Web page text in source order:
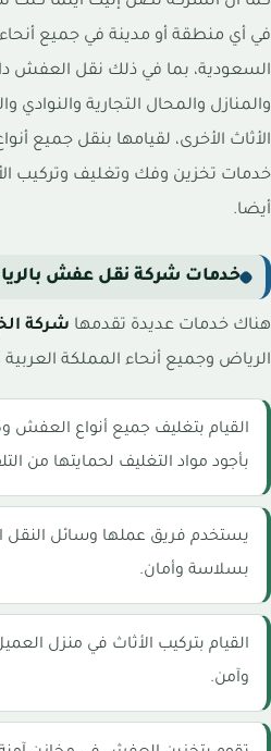
في أي منطقة أو مدينة في جميع أنحاء
السعودية، بما في ذلك نقل العفش
والمنازل والمحال التجارية والنوادي
الأثاث الأخرى، لقيامها بنقل جميع
خدمات تخزين وفك وتغليف وتركيب
أيضا.
خدمات شركة نقل عفش
هناك خدمات عديدة تقدمها شركة
الرياض وجميع أنحاء المملكة
القيام بتغليف جميع أنواع
بأجود مواد التغليف لحمايتها من
يستخدم فريق عملها وسائل النقل
بسلاسة وأمان.
القيام بتركيب الأثاث في منزل
وآمن.